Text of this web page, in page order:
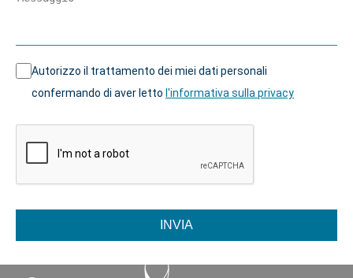
Autorizzo il trattamento dei miei dati personali
confermando di aver letto l'informativa sulla privacy
INVIA